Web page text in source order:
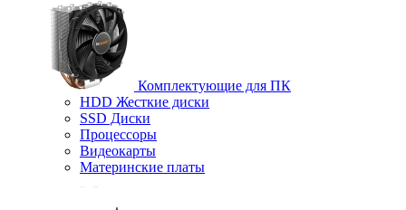
Комплектующие для ПК
HDD Жесткие диски
SSD Диски
Процессоры
Видеокарты
Материнские платы